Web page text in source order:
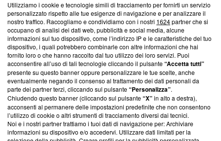
Questa sezione offre informazioni trasparenti su Blasting
News, sui nostri processi editoriali e su come ci impegniamo a
creare news di qualità. Inoltre, afferma la nostra aderenza a
‘Trust Project - News with Integrity’Blasting News non è
ancora membro del programma, ma ha richiesto di farne
parte; Trust Project non ha ancora effettuato una verifica di
conformità agli standard.
Su di noi
Team editoriale
Corporate
Utilizziamo i cookie e tecnologie simili di tracciamento per fornirti un servizio
personalizzato rispetto alle tue esigenze di navigazione e per analizzare il
nostro traffico. Raccogliamo e condividiamo con i nostri 1624partner che si
occupano di analisi dei dati web, pubblicità e social media, alcune
informazioni sul tuo dispositivo, come l’indirizzo IP e le caratteristiche del tuo
dispositivo, i quali potrebbero combinarle con altre informazioni che hai
fornito loro o che hanno raccolto dal tuo utilizzo dei loro servizi. Puoi
acconsentire all’uso di tali tecnologie cliccando il pulsante“Accetta tutti”
presente su questo banner oppure personalizzare le tue scelte, anche
eventualmente negando il consenso al trattamento dei dati personali da
parte dei partner terzi, cliccando sul pulsante“Personalizza”.
Chiudendo questo banner (cliccando sul pulsante“X”in alto a destra),
acconsenti al permanere delle impostazioni predefinite che non consentono
l’utilizzo di cookie o altri strumenti di tracciamento diversi dai tecnici.
Noi e i nostri partner trattiamo i tuoi dati di navigazione per: Archiviare
informazioni su dispositivo e/o accedervi. Utilizzare dati limitati per la